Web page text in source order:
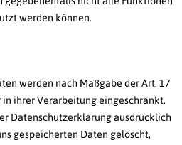
werden können.
werden nach Maßgabe der Art. 17
in ihrer Verarbeitung eingeschränkt.
Datenschutzerklärung ausdrücklich
gespeicherten Daten gelöscht,